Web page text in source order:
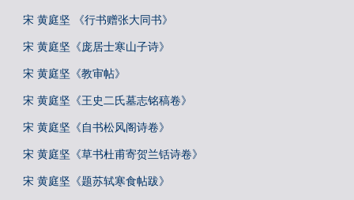
宋 黄庭坚 《行书赠张大同书》
宋 黄庭坚《庞居士寒山子诗》
宋 黄庭坚《教审帖》
宋 黄庭坚《王史二氏墓志铭稿卷》
宋 黄庭坚《自书松风阁诗卷》
宋 黄庭坚《草书杜甫寄贺兰铦诗卷》
宋 黄庭坚《题苏轼寒食帖跋》